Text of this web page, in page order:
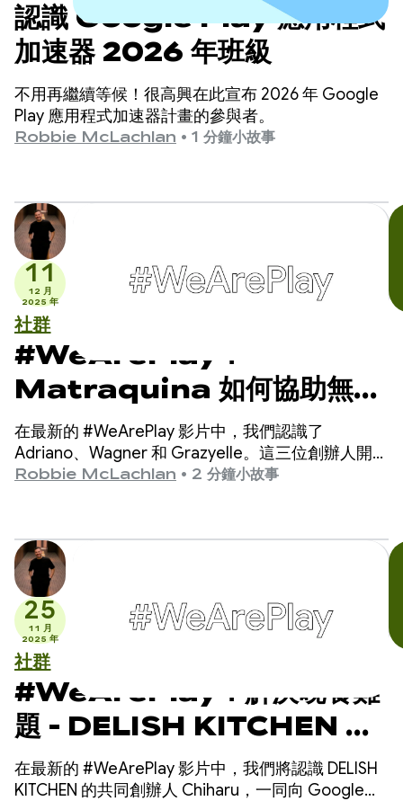
認識 Google Play 應用程式
加速器 2026 年班級
不用再繼續等候！很高興在此宣布 2026 年 Google
Play 應用程式加速器計畫的參與者。
Robbie McLachlan • 1 分鐘小故事
11
12 月
2025 年
社群
#WeArePlay：
Matraquina 如何協助無法
言語的孩子溝通
在最新的 #WeArePlay 影片中，我們認識了
Adriano、Wagner 和 Grazyelle。這三位創辦人開發
的 Matraquinha 應用程式，已協助 80 多個國家/地
Robbie McLachlan • 2 分鐘小故事
25
11 月
2025 年
社群
#WeArePlay：解決晚餐難
題 - DELISH KITCHEN 如
何協助 1,300 萬名家庭廚師
在最新的 #WeArePlay 影片中，我們將認識 DELISH
KITCHEN 的共同創辦人 Chiharu，一同向 Google